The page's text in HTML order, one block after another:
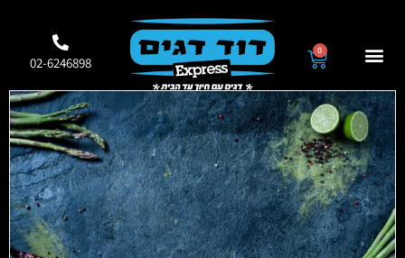
0
02-6246898